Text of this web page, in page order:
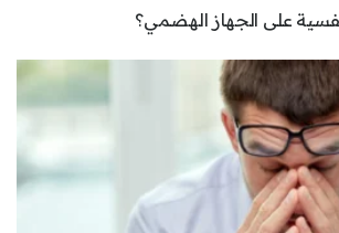
على الجهاز الهضمي؟